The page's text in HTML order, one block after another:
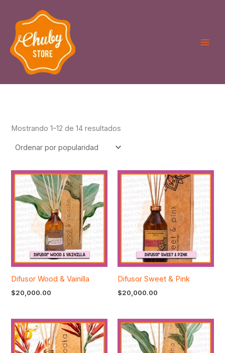
contenido
Mostrando 1–12 de 14 resultados
Difusor Wood & Vainilla
$20,000.00
Difusor Sweet & Pink
$20,000.00